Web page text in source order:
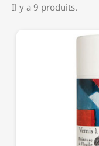
Il y a 9 produits.